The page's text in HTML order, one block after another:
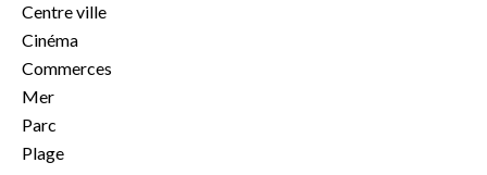
Centre ville
Cinéma
Commerces
Mer
Parc
Plage